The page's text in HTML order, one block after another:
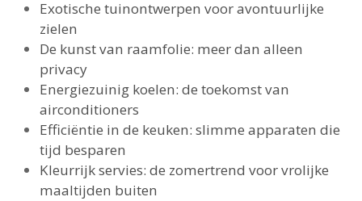
Exotische tuinontwerpen voor avontuurlijke
zielen
De kunst van raamfolie: meer dan alleen
privacy
Energiezuinig koelen: de toekomst van
airconditioners
Efficiëntie in de keuken: slimme apparaten die
tijd besparen
Kleurrijk servies: de zomertrend voor vrolijke
maaltijden buiten